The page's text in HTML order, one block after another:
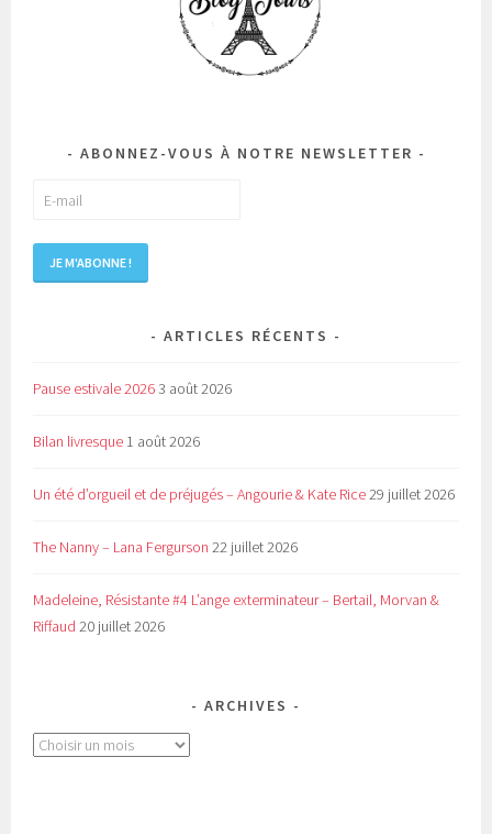
ABONNEZ-VOUS À NOTRE NEWSLETTER
ARTICLES RÉCENTS
Pause estivale 20263 août 2026
Bilan livresque 1 août 2026
Un été d’orgueil et de préjugés – Angourie & Kate Rice29 juillet 2026
The Nanny – Lana Fergurson 22 juillet 2026
Madeleine, Résistante #4 L’ange exterminateur – Bertail, Morvan &
Riffaud 20 juillet 2026
ARCHIVES
Archives